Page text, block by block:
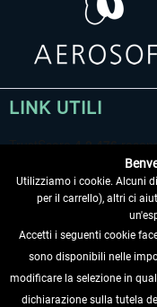
LINK UTILI
RECEDERE DAL
Utilizziamo i cookie. Alcuni
per il carrello), altri ci
Accetti i seguenti cookie
sono disponibili nelle
modificare la selezione in
dichiarazione sulla tutela